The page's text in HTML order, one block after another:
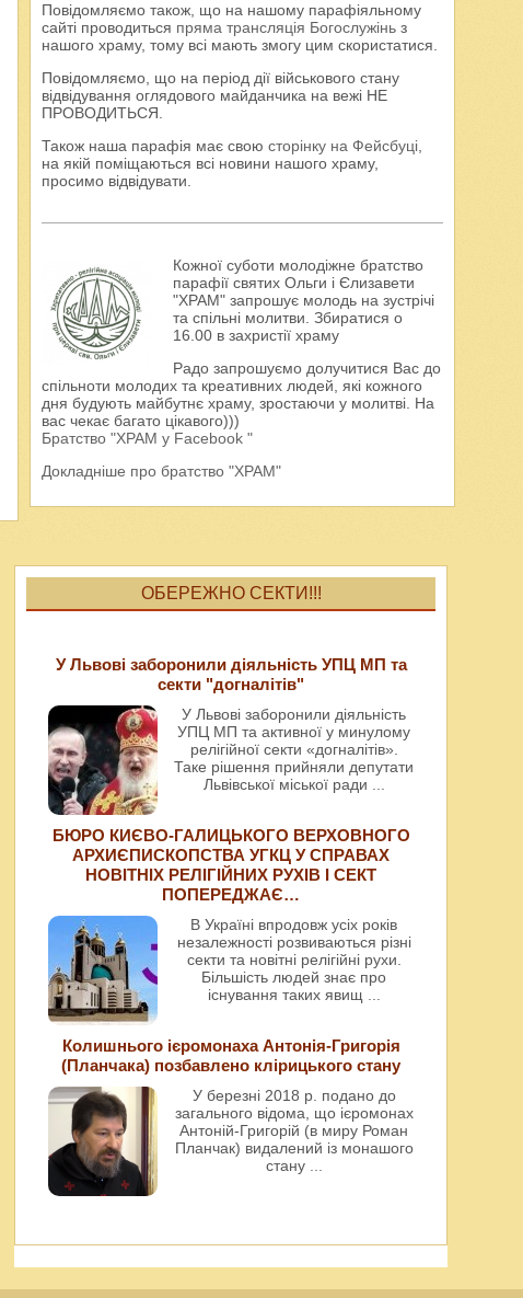
Повідомляємо також, що на нашому парафіяльному
сайті проводиться пряма трансляція Богослужіньз
нашого храму, тому всі мають змогу цим скористатися.
Повідомляємо, що на період дії військового стану
відвідування оглядового майданчика на вежі НЕ
ПРОВОДИТЬСЯ.
Також наша парафія має свою сторінку на Фейсбуці,
на якій поміщаються всі новини нашого храму,
просимо відвідувати.
Кожної суботи молодіжне братство
парафії святих Ольги і Єлизавети
"ХРАМ" запрошує молодь на зустрічі
та спільні молитви. Збиратися о
16.00 в захристії храму
Радо запрошуємо долучитися Вас до
спільноти молодих та креативних людей, які кожного
дня будують майбутнє храму, зростаючи у молитві. На
вас чекає багато цікавого)))
Братство "ХРАМ у Facebook "
Докладніше про братство "ХРАМ"
ОБЕРЕЖНО СЕКТИ!!!
У Львові заборонили діяльність УПЦ МП та
секти "догналітів"
У Львові заборонили діяльність
УПЦ МП та активної у минулому
релігійної секти «догналітів».
Таке рішення прийняли депутати
Львівської міської ради
БЮРО КИЄВО-ГАЛИЦЬКОГО ВЕРХОВНОГО
АРХИЄПИСКОПСТВА УГКЦ У СПРАВАХ
НОВІТНІХ РЕЛІГІЙНИХ РУХІВ І СЕКТ
ПОПЕРЕДЖАЄ…
В Україні впродовж усіх років
незалежності розвиваються різні
секти та новітні релігійні рухи.
Більшість людей знає про
існування таких явищ
Колишнього ієромонаха Антонія-Григорія
(Планчака) позбавлено клірицького стану
У березні 2018 р. подано до
загального відома, що ієромонах
Антоній-Григорій (в миру Роман
Планчак) видалений із монашого
стану